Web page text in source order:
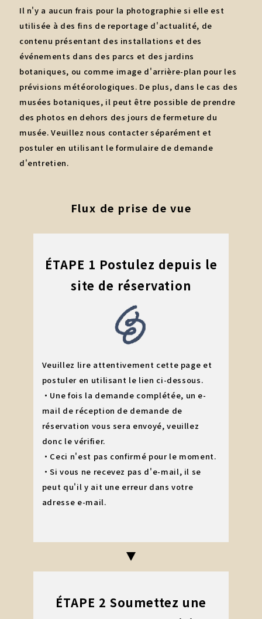
Il n'y a aucun frais pour la photographie si elle est
utilisée à des fins de reportage d'actualité, de
contenu présentant des installations et des
événements dans des parcs et des jardins
botaniques, ou comme image d'arrière-plan pour les
prévisions météorologiques. De plus, dans le cas des
musées botaniques, il peut être possible de prendre
des photos en dehors des jours de fermeture du
musée. Veuillez nous contacter séparément et
postuler en utilisant le formulaire de demande
d'entretien.
Flux de prise de vue
ÉTAPE 1 Postulez depuis le
site de réservation
Veuillez lire attentivement cette page et
postuler en utilisant le lien ci-dessous.
・Une fois la demande complétée, un e-
mail de réception de demande de
réservation vous sera envoyé, veuillez
donc le vérifier.
・Ceci n'est pas confirmé pour le moment.
・Si vous ne recevez pas d'e-mail, il se
peut qu'il y ait une erreur dans votre
adresse e-mail.
ÉTAPE 2 Soumettez une